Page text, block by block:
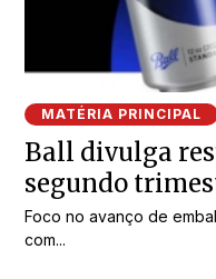
MATÉRIA PRINCIPAL
Ball divulga
segundo
Foco no avanço de
com...